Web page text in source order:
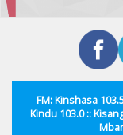
FM: Kinshasa
Kindu 103.0 ::